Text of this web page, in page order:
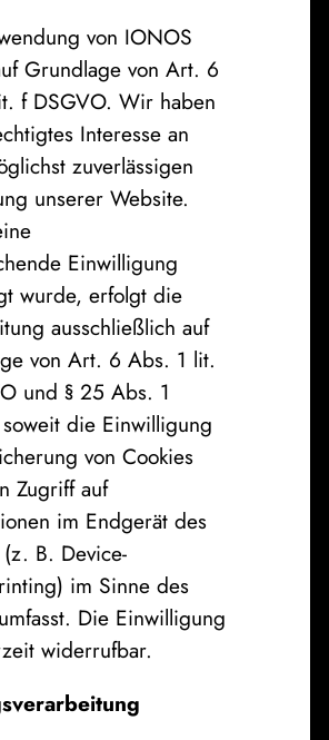
von IONOS
Grundlage von Art. 6
f DSGVO. Wir haben
Interesse an
zuverlässigen
unserer Website.
Einwilligung
wurde, erfolgt die
ausschließlich auf
von Art. 6 Abs. 1 lit.
und § 25 Abs. 1
die Einwilligung
von Cookies
Zugriff auf
im Endgerät des
B. Device-
im Sinne des
Die Einwilligung
widerrufbar.